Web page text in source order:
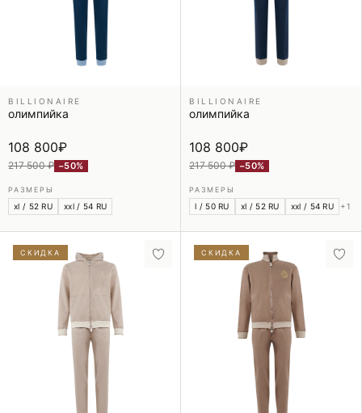
BILLIONAIRE
олимпийка
108 800₽
217 500 ₽ −50%
РАЗМЕРЫ
xl / 52 RU xxl / 54 RU
BILLIONAIRE
олимпийка
108 800₽
217 500 ₽ −50%
РАЗМЕРЫ
l / 50 RU xl / 52 RU xxl / 54 RU +1
СКИДКА СКИДКА